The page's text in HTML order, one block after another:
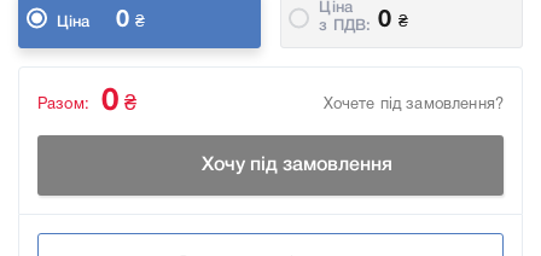
Ціна 0 ₴
Ціна
з ПДВ:
0 ₴
Хочете під замовлення?
Разом: 0 ₴
Хочу під замовлення